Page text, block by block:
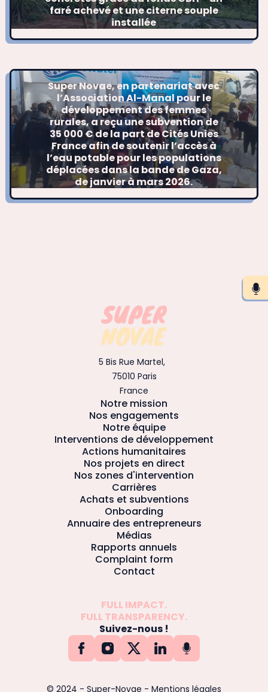
faré achevé et une citerne souple
installée
Super Novae, en partenariat avec
l’Association Al-Manal pour le
développement des femmes
rurales, a reçu une subvention de
35 000 € de la part de Cités Unies
France afin de soutenir l’accès à
l’eau potable pour les populations
déplacées dans la bande de Gaza,
de janvier à mars 2026.
FULL IMPACT.
FULL TRANSPARENCY.
Suivez-nous !
5 Bis Rue Martel,
75010 Paris
France
Notre mission
Nos engagements
Notre équipe
Interventions de développement
Actions humanitaires
Nos projets en direct
Nos zones d'intervention
Carrières
Achats et subventions
Onboarding
Annuaire des entrepreneurs
Médias
Rapports annuels
Complaint form
Contact
© 2024 - Super-Novae - Mentions légales